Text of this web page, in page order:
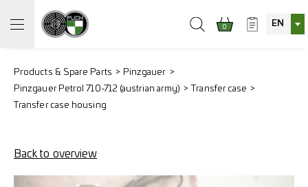
0 EN
Products & Spare Parts
Pinzgauer
Pinzgauer Petrol 710-712 (austrian army)
Transfer case
Transfer case housing
Back to overview